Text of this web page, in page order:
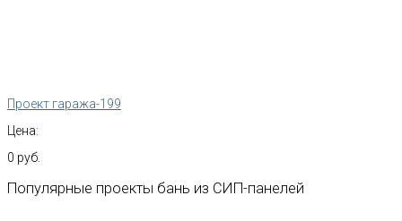
Проект гаража-199
Цена:
0 руб.
Популярные проекты бань из СИП-панелей